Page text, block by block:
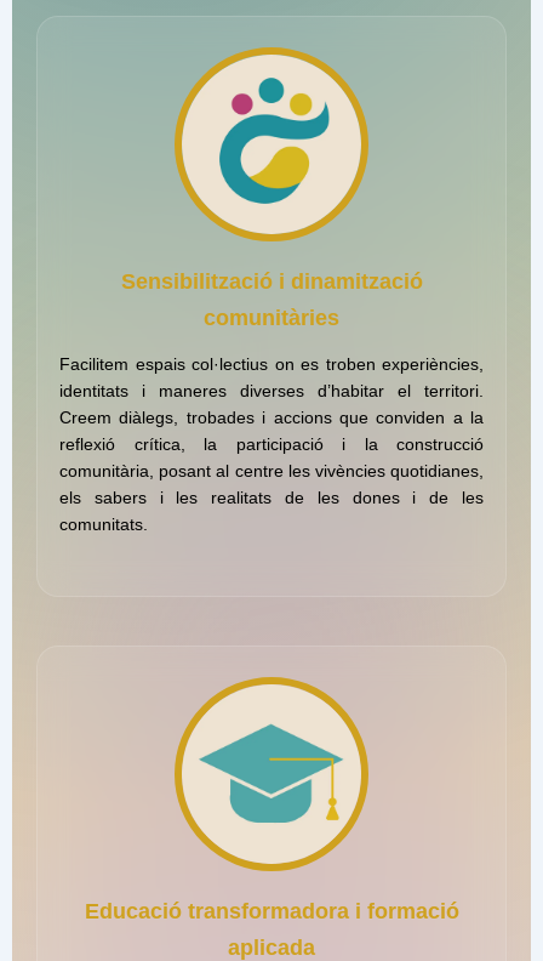
Sensibilització i dinamització
comunitàries
Facilitem espais col·lectius on es troben experiències,
identitats i maneres diverses d’habitar el territori.
Creem diàlegs, trobades i accions que conviden a la
reflexió crítica, la participació i la construcció
comunitària, posant al centre les vivències quotidianes,
els sabers i les realitats de les dones i de les
comunitats.
Educació transformadora i formació
aplicada